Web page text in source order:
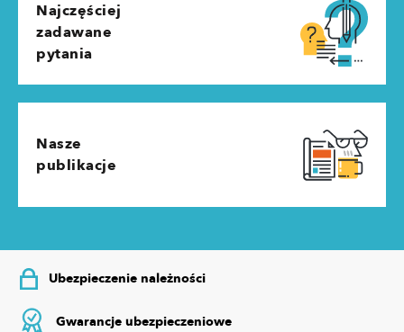
Najczęściej
zadawane
pytania
Nasze
publikacje
Ubezpieczenie należności
Gwarancje ubezpieczeniowe